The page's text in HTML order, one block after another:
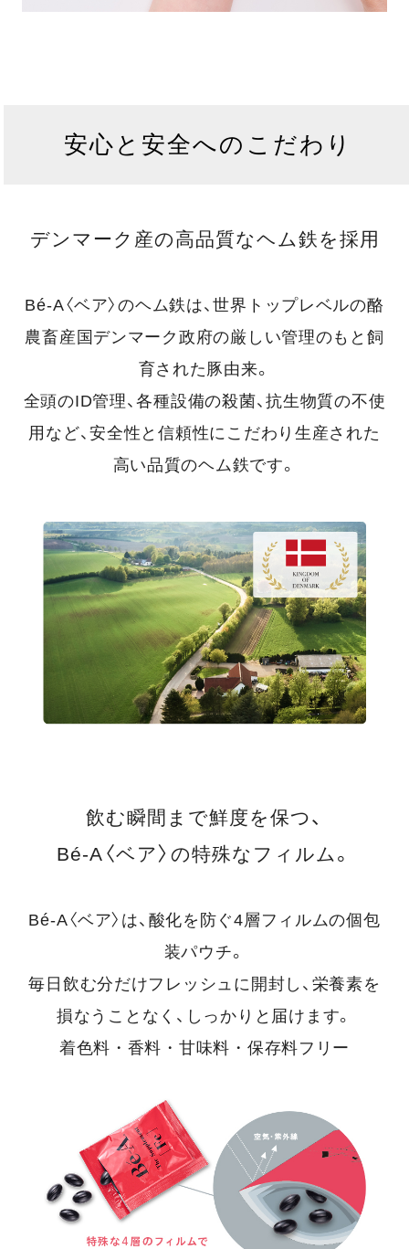
安心と安全へのこだわり
デンマーク産の高品質なヘム鉄を採用
Bé-A〈ベア〉のヘム鉄は、世界トップレベルの酪
農畜産国デンマーク政府の厳しい管理のもと飼
育された豚由来。
全頭のID管理、各種設備の殺菌、抗生物質の不使
用など、安全性と信頼性にこだわり生産された
高い品質のヘム鉄です。
飲む瞬間まで鮮度を保つ、
Bé-A〈ベア〉の特殊なフィルム。
Bé-A〈ベア〉は、酸化を防ぐ4層フィルムの個包
装パウチ。
毎日飲む分だけフレッシュに開封し、栄養素を
損なうことなく、しっかりと届けます。
着色料・香料・甘味料・保存料フリー